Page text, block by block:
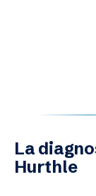
La
Hurthle